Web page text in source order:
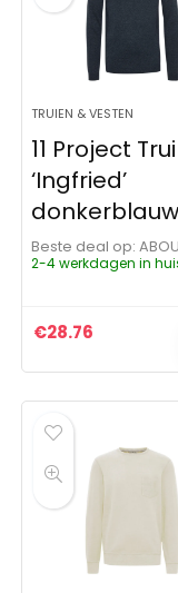
TRUIEN & VESTEN
11 Project Trui
‘Ingfried’
donkerblauw
Beste deal op:
2-4 werkdagen in
€28.76